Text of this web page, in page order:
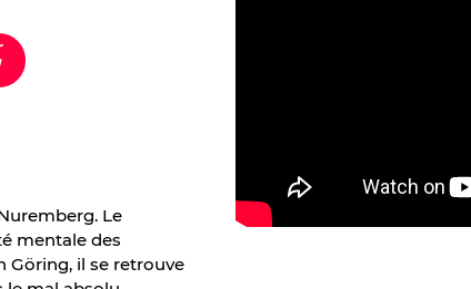
Le
mentale des
Göring, il se retrouve